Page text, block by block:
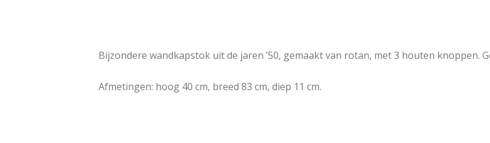
Bijzondere wandkapstok uit de jaren ’50, gemaakt van rotan, met 3 houten knoppen.
Afmetingen: hoog 40 cm, breed 83 cm, diep 11 cm.